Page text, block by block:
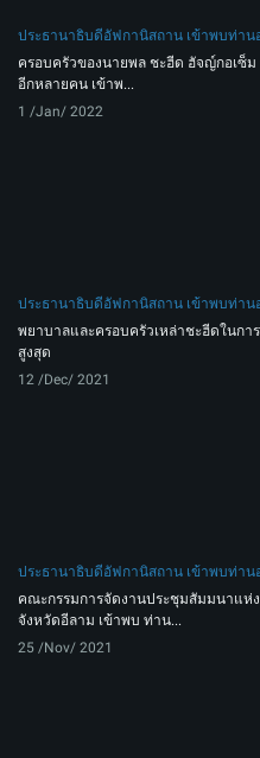
ประธานาธิบดีอัฟกานิสถาน เข้าพบท่าน
ครอบครัวของนายพล ชะฮีด ฮัจญ์กอเซ็
อีกหลายคน เข้าพ...
1 /Jan/ 2022
ประธานาธิบดีอัฟกานิสถาน เข้าพบท่าน
พยาบาลและครอบครัวเหล่าชะฮีดในก
สูงสุด
12 /Dec/ 2021
ประธานาธิบดีอัฟกานิสถาน เข้าพบท่าน
คณะกรรมการจัดงานประชุมสัมมนาแห่
จังหวัดอีลาม เข้าพบ ท่าน...
25 /Nov/ 2021